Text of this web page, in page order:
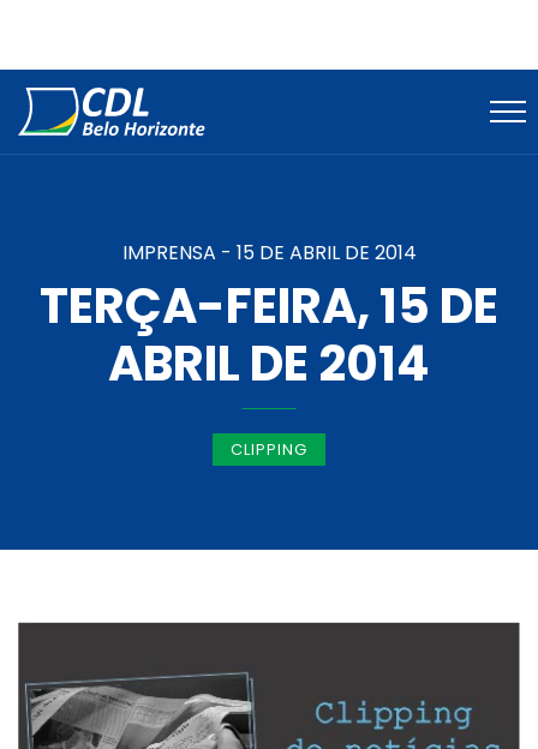
IMPRENSA - 15 DE ABRIL DE 2014
TERÇA-FEIRA, 15 DE
ABRIL DE 2014
CLIPPING